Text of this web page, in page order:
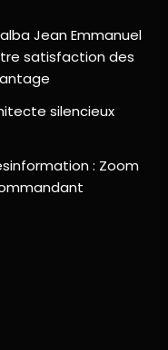
Jean Emmanuel
satisfaction des
silencieux
: Zoom